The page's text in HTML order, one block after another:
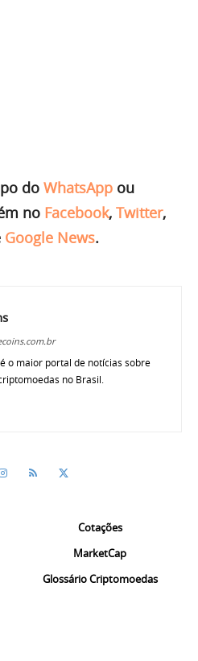
do WhatsApp ou
no Facebook, Twitter,
Google News.
o maior portal de notícias sobre
no Brasil.
Cotações
MarketCap
Glossário Criptomoedas